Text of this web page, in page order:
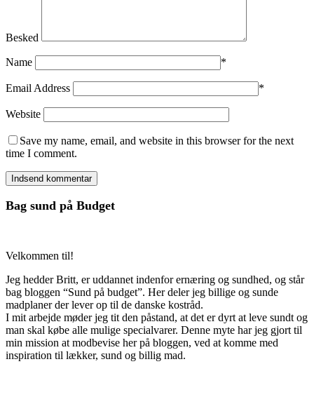
Besked
Name *
Email Address *
Website
Save my name, email, and website in this browser for the next
time I comment.
Bag sund på Budget
Velkommen til!
Jeg hedder Britt, er uddannet indenfor ernæring og sundhed, og står
bag bloggen “Sund på budget”. Her deler jeg billige og sunde
madplaner der lever op til de danske kostråd.
I mit arbejde møder jeg tit den påstand, at det er dyrt at leve sundt og
man skal købe alle mulige specialvarer. Denne myte har jeg gjort til
min mission at modbevise her på bloggen, ved at komme med
inspiration til lækker, sund og billig mad.